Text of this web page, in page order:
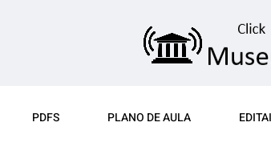
PDFS PLANO DE AULA